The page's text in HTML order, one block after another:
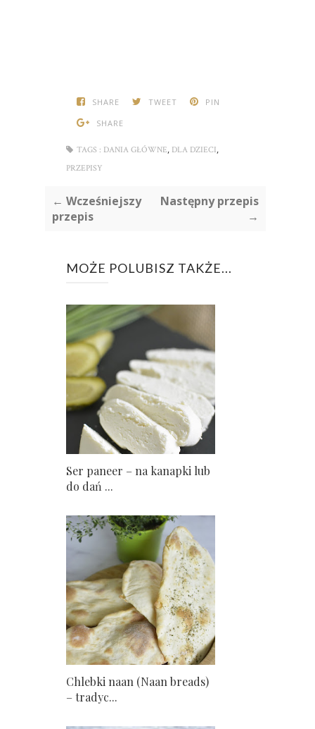
SHARE TWEET
PIN
SHARE
TAGS : DANIA GŁÓWNE, DLA DZIECI,
PRZEPISY
← Wcześniejszy
przepis
Następny przepis
→
MOŻE POLUBISZ TAKŻE...
Ser paneer – na kanapki lub
do dań ...
Chlebki naan (Naan breads)
– tradyc...